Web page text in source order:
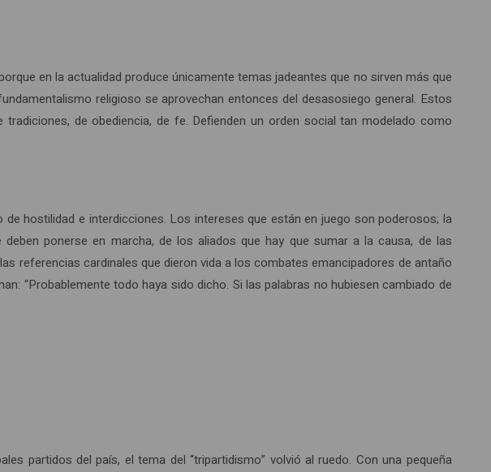
en la actualidad produce únicamente temas jadeantes que no sirven más que
religioso se aprovechan entonces del desasosiego general. Estos
de obediencia, de fe. Defienden un orden social tan modelado como
hostilidad e interdicciones. Los intereses que están en juego son poderosos; la
ponerse en marcha, de los aliados que hay que sumar a la causa, de las
referencias cardinales que dieron vida a los combates emancipadores de antaño
“Probablemente todo haya sido dicho. Si las palabras no hubiesen cambiado de
partidos del país, el tema del “tripartidismo” volvió al ruedo. Con una pequeña